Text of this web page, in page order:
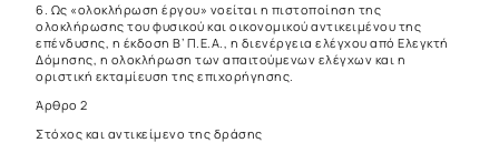
6. Ως «ολοκλήρωση έργου» νοείται η πιστοποίηση της
ολοκλήρωσης του φυσικού και οικονομικού αντικειμένου της
επένδυσης, η έκδοση Β’ Π.Ε.Α., η διενέργεια ελέγχου από Ελεγκτή
Δόμησης, η ολοκλήρωση των απαιτούμενων ελέγχων και η
οριστική εκταμίευση της επιχορήγησης.
Άρθρο 2
Στόχος και αντικείμενο της δράσης